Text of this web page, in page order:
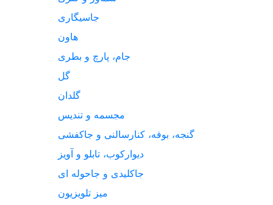
جاسیگاری
هاون
جام، پارچ و بطری
گل
گلدان
مجسمه و تندیس
گنجه، بوفه، کنارسالنی و جاکفشی
دیوارکوب، تابلو و آویز
جاکلیدی و جاحوله ای
میز تلویزیون